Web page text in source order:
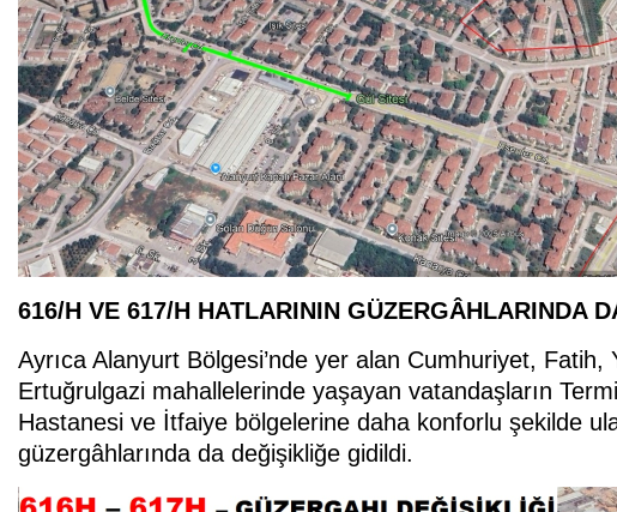
616/H VE 617/H HATLARININ GÜZERGÂHLARINDA
Ayrıca Alanyurt Bölgesi’nde yer alan Cumhuriyet,
Ertuğrulgazi mahallelerinde yaşayan vatandaşların
Hastanesi ve İtfaiye bölgelerine daha konforlu şekilde
güzergâhlarında da değişikliğe gidildi.